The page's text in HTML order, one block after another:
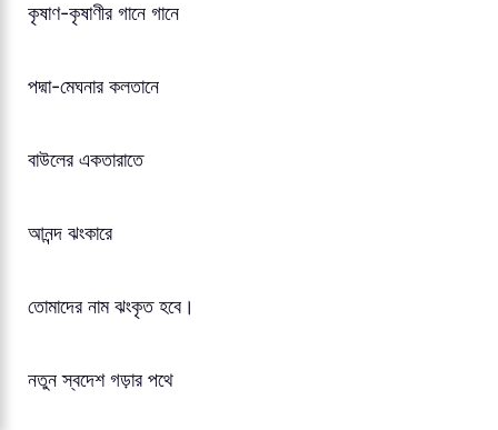
কৃষাণ-কৃষাণীর গানে গানে
পদ্মা-মেঘনার কলতানে
বাউলের একতারাতে
আনন্দ ঝংকারে
তোমাদের নাম ঝংকৃত হবে।
নতুন স্বদেশ গড়ার পথে